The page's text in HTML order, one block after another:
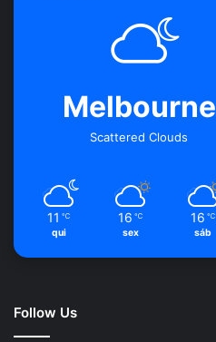
Melbourne
Scattered Clouds
11 ℃
qui
16 ℃
sex
16 ℃
sáb
Follow Us